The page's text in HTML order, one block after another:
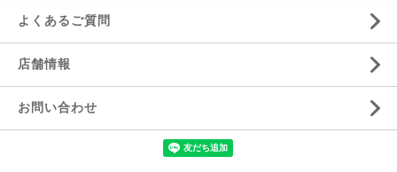
よくあるご質問
店舗情報
お問い合わせ